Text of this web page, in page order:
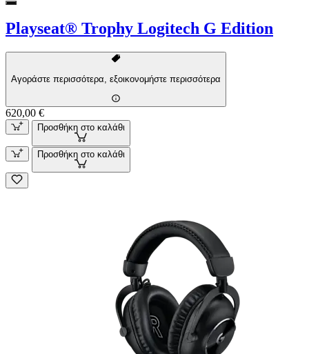
Playseat® Trophy Logitech G Edition
Αγοράστε περισσότερα, εξοικονομήστε περισσότερα
620,00 €
Προσθήκη στο καλάθι
Προσθήκη στο καλάθι